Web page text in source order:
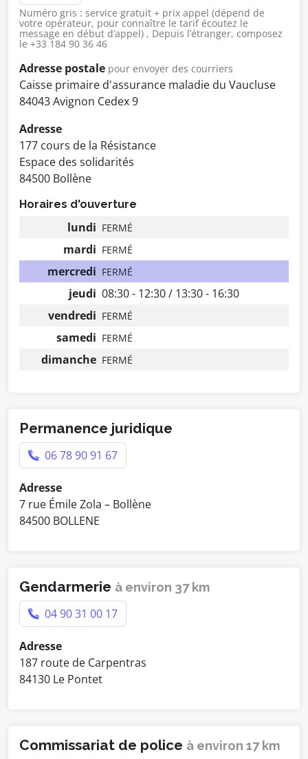
Numéro gris : service gratuit + prix appel (dépend de
votre opérateur, pour connaître le tarif écoutez le
message en début d’appel) , Depuis l’étranger, composez
le +33 184 90 36 46
Adresse postale pour envoyer des courriers
Caisse primaire d'assurance maladie du Vaucluse
84043 Avignon Cedex 9
Adresse
177 cours de la Résistance
Espace des solidarités
84500 Bollène
Horaires d'ouverture
lundi FERMÉ
mardi FERMÉ
mercredi FERMÉ
jeudi 08:30 - 12:30 / 13:30 - 16:30
vendredi FERMÉ
samedi FERMÉ
dimanche FERMÉ
Permanence juridique
06 78 90 91 67
Adresse
7 rue Émile Zola – Bollène
84500 BOLLENE
Gendarmerie à environ 37 km
04 90 31 00 17
Adresse
187 route de Carpentras
84130 Le Pontet
Commissariat de police à environ 17 km